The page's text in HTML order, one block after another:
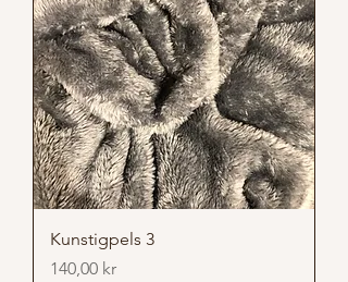
Kunstigpels 3
Pris
140,00 kr